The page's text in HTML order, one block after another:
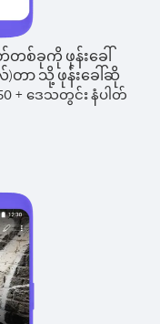
တစ်ခုကို ဖုန်းခေါ်
တာ သို့ ဖုန်းခေါ်ဆို
+ ဒေသတွင်း နံပါတ်